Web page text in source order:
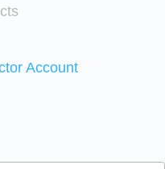
Account